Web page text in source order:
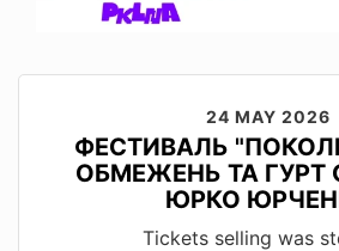
24 MAY 2026
ФЕСТИВАЛЬ
ОБМЕЖЕНЬ ТА ГУРТ
ЮРКО
Tickets selling was